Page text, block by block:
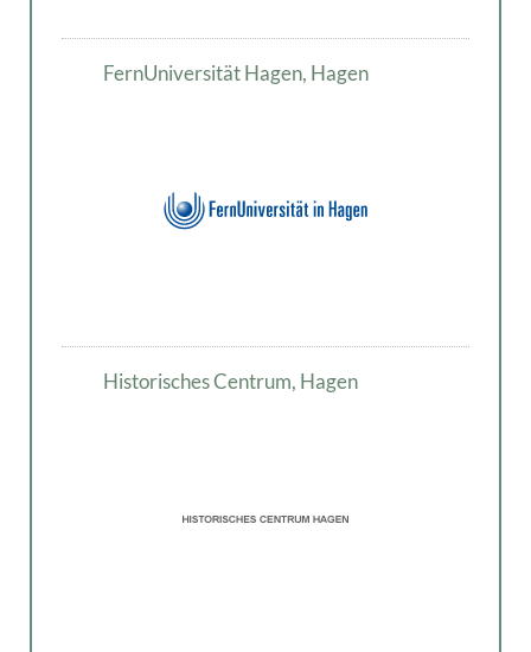
FernUniversität Hagen, Hagen
Historisches Centrum, Hagen